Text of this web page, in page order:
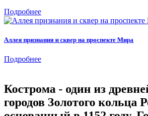
Подробнее
Аллея признания и сквер на проспекте Мира
Подробнее
Кострома - один из
городов Золотого кольца